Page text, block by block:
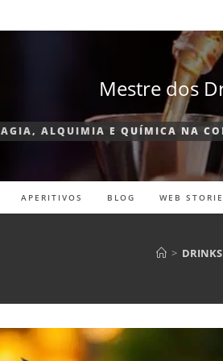
Mestre dos
ALQUIMIA E QUÍMICA NA
APERITIVOS BLOG WEB
>